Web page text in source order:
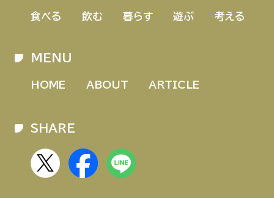
食べる 飲む 暮らす 遊ぶ 考える
MENU
HOME ABOUT ARTICLE
SHARE